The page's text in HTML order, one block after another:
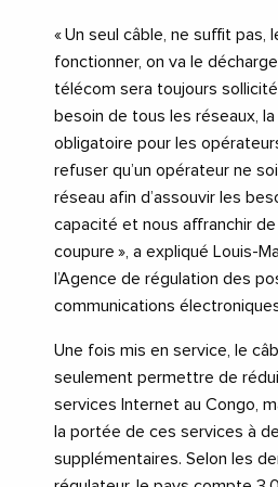
« Un seul câble, ne suffit pas,
fonctionner, on va le
télécom sera toujours
besoin de tous les réseaux,
obligatoire pour les
refuser qu’un opérateur ne
réseau afin d’assouvir les
capacité et nous affranchir
coupure », a expliqué Louis-
l’Agence de régulation des
communications électroniques
Une fois mis en service, le
seulement permettre de
services Internet au Congo,
la portée de ces services à
supplémentaires. Selon les